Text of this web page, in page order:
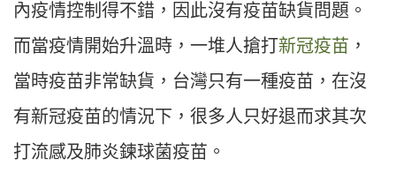
內疫情控制得不錯，因此沒有疫苗缺貨問題。
而當疫情開始升溫時，一堆人搶打新冠疫苗 ，
當時疫苗非常缺貨，台灣只有一種疫苗，在沒
有新冠疫苗的情況下，很多人只好退而求其次
打流感及肺炎鍊球菌疫苗。